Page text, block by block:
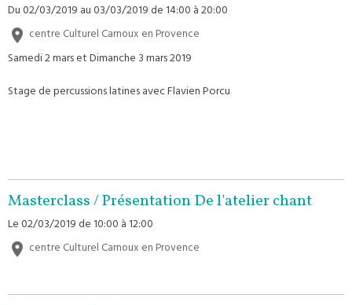
Du 02/03/2019au 03/03/2019de 14:00à 20:00
centre Culturel Carnoux en Provence
Samedi 2 mars et Dimanche 3 mars 2019
Stage de percussions latines avec Flavien Porcu
Masterclass / Présentation De l'atelier chant
Le 02/03/2019de 10:00à 12:00
centre Culturel Carnoux en Provence